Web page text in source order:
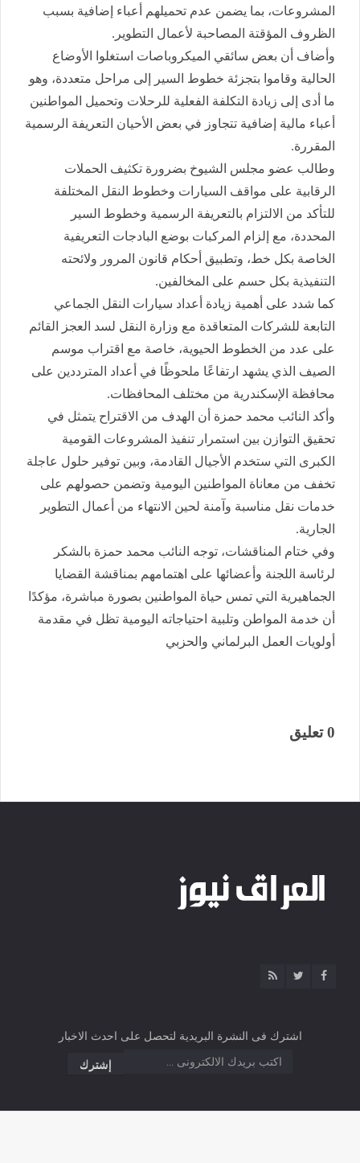
المشروعات، بما يضمن عدم تحميلهم أعباء إضافية بسبب
الظروف المؤقتة المصاحبة لأعمال التطوير.
وأضاف أن بعض سائقي الميكروباصات استغلوا الأوضاع
الحالية وقاموا بتجزئة خطوط السير إلى مراحل متعددة، وهو
ما أدى إلى زيادة التكلفة الفعلية للرحلات وتحميل المواطنين
أعباء مالية إضافية تتجاوز في بعض الأحيان التعريفة الرسمية
المقررة.
وطالب عضو مجلس الشيوخ بضرورة تكثيف الحملات
الرقابية على مواقف السيارات وخطوط النقل المختلفة
للتأكد من الالتزام بالتعريفة الرسمية وخطوط السير
المحددة، مع إلزام المركبات بوضع البادجات التعريفية
الخاصة بكل خط، وتطبيق أحكام قانون المرور ولائحته
التنفيذية بكل حسم على المخالفين.
كما شدد على أهمية زيادة أعداد سيارات النقل الجماعي
التابعة للشركات المتعاقدة مع وزارة النقل لسد العجز القائم
على عدد من الخطوط الحيوية، خاصة مع اقتراب موسم
الصيف الذي يشهد ارتفاعًا ملحوظًا في أعداد المترددين على
محافظة الإسكندرية من مختلف المحافظات.
وأكد النائب محمد حمزة أن الهدف من الاقتراح يتمثل في
تحقيق التوازن بين استمرار تنفيذ المشروعات القومية
الكبرى التي ستخدم الأجيال القادمة، وبين توفير حلول عاجلة
تخفف من معاناة المواطنين اليومية وتضمن حصولهم على
خدمات نقل مناسبة وآمنة لحين الانتهاء من أعمال التطوير
الجارية.
وفي ختام المناقشات، توجه النائب محمد حمزة بالشكر
لرئاسة اللجنة وأعضائها على اهتمامهم بمناقشة القضايا
الجماهيرية التي تمس حياة المواطنين بصورة مباشرة، مؤكدًا
أن خدمة المواطن وتلبية احتياجاته اليومية تظل في مقدمة
أولويات العمل البرلماني والحزبي
0 تعليق
اشترك فى النشرة البريدية لتحصل على احدث الاخبار